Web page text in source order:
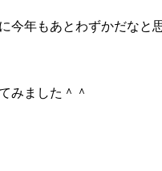
今年もあとわずかだなと
みました＾＾